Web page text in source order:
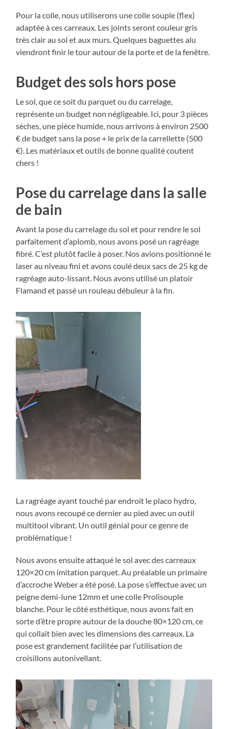
Pour la colle, nous utiliserons une colle souple (flex)
adaptée à ces carreaux. Les joints seront couleur gris
très clair au sol et aux murs. Quelques baguettes alu
viendront finir le tour autour de la porte et de la fenêtre.
Budget des sols hors pose
Le sol, que ce soit du parquet ou du carrelage,
représente un budget non négligeable. Ici, pour 3 pièces
sèches, une pièce humide, nous arrivons à environ 2500
€ de budget sans la pose + le prix de la carrellette (500
€). Les matériaux et outils de bonne qualité coutent
chers !
Pose du carrelage dans la salle
de bain
Avant la pose du carrelage du sol et pour rendre le sol
parfaitement d’aplomb, nous avons posé un ragréage
fibré. C’est plutôt facile à poser. Nos avions positionné le
laser au niveau fini et avons coulé deux sacs de 25 kg de
ragréage auto-lissant. Nous avons utilisé un platoir
Flamand et passé un rouleau débuleur à la fin.
La ragréage ayant touché par endroit le placo hydro,
nous avons recoupé ce dernier au pied avec un outil
multitool vibrant. Un outil génial pour ce genre de
problématique !
Nous avons ensuite attaqué le sol avec des carreaux
120×20 cm imitation parquet. Au préalable un primaire
d’accroche Weber a été posé. La pose s’effectue avec un
peigne demi-lune 12mm et une colle Prolisouple
blanche. Pour le côté esthétique, nous avons fait en
sorte d’être propre autour de la douche 80×120 cm, ce
qui collait bien avec les dimensions des carreaux. La
pose est grandement facilitée par l’utilisation de
croisillons autonivellant.